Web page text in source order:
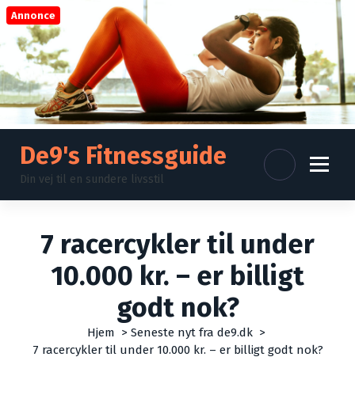
d
r
e
t
i
d
Annonce
De9's Fitnessguide
Din vej til en sundere livsstil
7 racercykler til under
10.000 kr. – er billigt
godt nok?
Hjem > Seneste nyt fra de9.dk>
7 racercykler til under 10.000 kr. – er billigt godt nok?